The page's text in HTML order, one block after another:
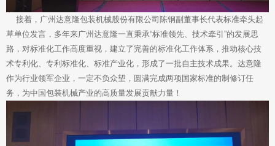
接着，广州达意隆包装机械股份有限公司陈钢副董事长代表标准牵头起
草单位发言，多年来广州达意隆一直秉承“标准领先、技术牵引”的发展思
路，对标准化工作高度重视，建立了完善的标准化工作体系，推动核心技
术专利化、专利标准化、标准产业化，形成了一批自主技术成果。达意隆
作为行业领军企业，一定不负众望，圆满完成两项国家标准的制修订任
务，为中国包装机械产业的高质量发展贡献力量！